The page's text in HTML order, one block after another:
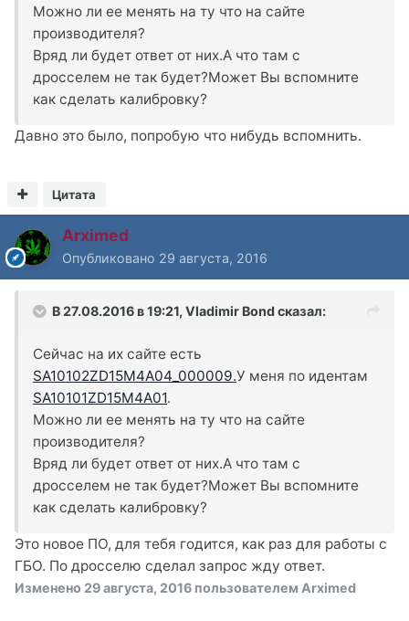
Можно ли ее менять на ту что на сайте
производителя?
Вряд ли будет ответ от них.А что там с
дросселем не так будет?Может Вы вспомните
как сделать калибровку?
Давно это было, попробую что нибудь вспомнить.
Цитата
Arximed
Опубликовано 29 августа, 2016
В 27.08.2016 в 19:21, Vladimir Bond сказал:
Сейчас на их сайте есть
SA10102ZD15M4A04_000009.У меня по идентам
SA10101ZD15M4A01.
Можно ли ее менять на ту что на сайте
производителя?
Вряд ли будет ответ от них.А что там с
дросселем не так будет?Может Вы вспомните
как сделать калибровку?
Это новое ПО, для тебя годится, как раз для работы с
ГБО. По дросселю сделал запрос жду ответ.
Изменено 29 августа, 2016 пользователем Arximed